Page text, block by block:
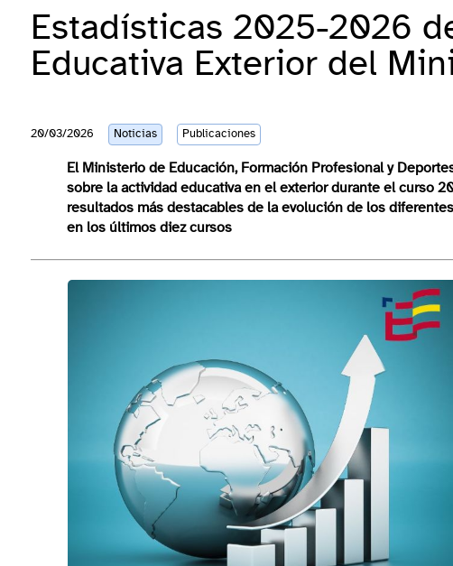
Estadísticas 2025-2026
Educativa Exterior del
20/03/2026 Noticias Publicaciones
El Ministerio de Educación, Formación Profesional y
sobre la actividad educativa en el exterior durante el curso
resultados más destacables de la evolución de los
en los últimos diez cursos